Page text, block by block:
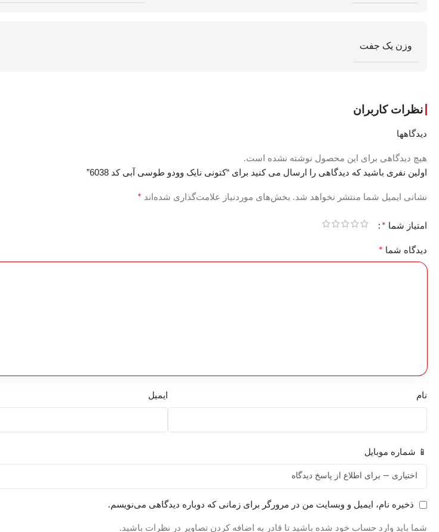
وزن یک جفت
نظرات کاربران
دیدگاهها
هیچ دیدگاهی برای این محصول نوشته نشده است.
اولین نفری باشید که دیدگاهی را ارسال می کنید برای “کتونی نایک وودو طوسی آبی کد 6038”
نشانی ایمیل شما منتشر نخواهد شد. بخش‌های موردنیاز علامت‌گذاری شده‌اند *
امتیاز شما *
دیدگاه شما *
نام ایمیل
📱 شماره موبایل
ذخیره نام، ایمیل و وبسایت من در مرورگر برای زمانی که دوباره دیدگاهی می‌نویسم.
شما باید وارد حساب خود شده باشید تا قادر به اضافه کردن تصاویر در نظرات باشید.